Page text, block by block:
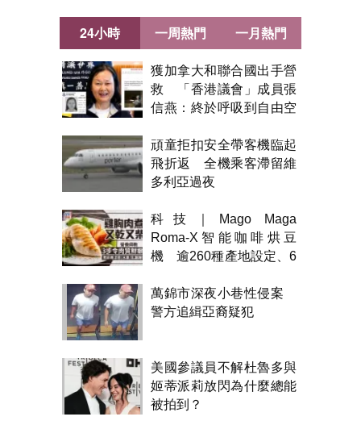
24小時
獲加拿大和聯合國出手營
救 「香港議會」成員張
信燕：終於呼吸到自由空
頑童拒扣安全帶客機臨起
飛折返 全機乘客滯留維
多利亞過夜
科技｜Mago Maga
Roma-X智能咖啡烘豆
機 逾260種產地設定、6
萬錦市深夜小巷性侵案
警方追緝亞裔疑犯
美國參議員不解杜魯多與
姬蒂派莉放閃為什麼總能
被拍到？
一周熱門 一月熱門